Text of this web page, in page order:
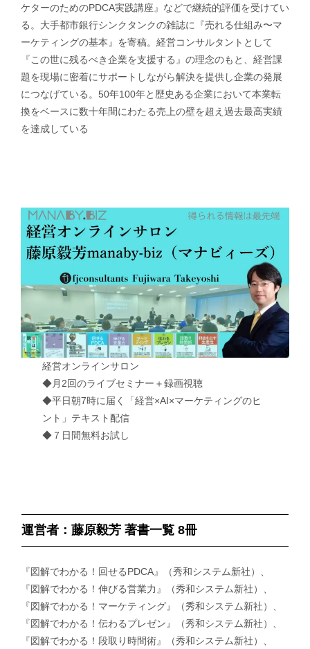
ケターのためのPDCA実践講座』などで継続的評価を受けてい
る。大手都市銀行シンクタンクの雑誌に『売れる仕組み〜マ
ーケティングの基本』を寄稿。経営コンサルタントとして
『この世に残るべき企業を支援する』の理念のもと、経営課
題を現場に密着にサポートしながら解決を提供し企業の発展
につなげている。50年100年と歴史ある企業において本業転
換をベースに数十年間にわたる売上の壁を超え過去最高実績
を達成している
経営オンラインサロン
◆月2回のライブセミナー＋録画視聴
◆平日朝7時に届く「経営×AI×マーケティングのヒ
ント」テキスト配信
◆７日間無料お試し
運営者：藤原毅芳 著書一覧 8冊
『図解でわかる！回せるPDCA』（秀和システム新社）、
『図解でわかる！伸びる営業力』（秀和システム新社）、
『図解でわかる！マーケティング』（秀和システム新社）、
『図解でわかる！伝わるプレゼン』（秀和システム新社）、
『図解でわかる！段取り時間術』（秀和システム新社）、